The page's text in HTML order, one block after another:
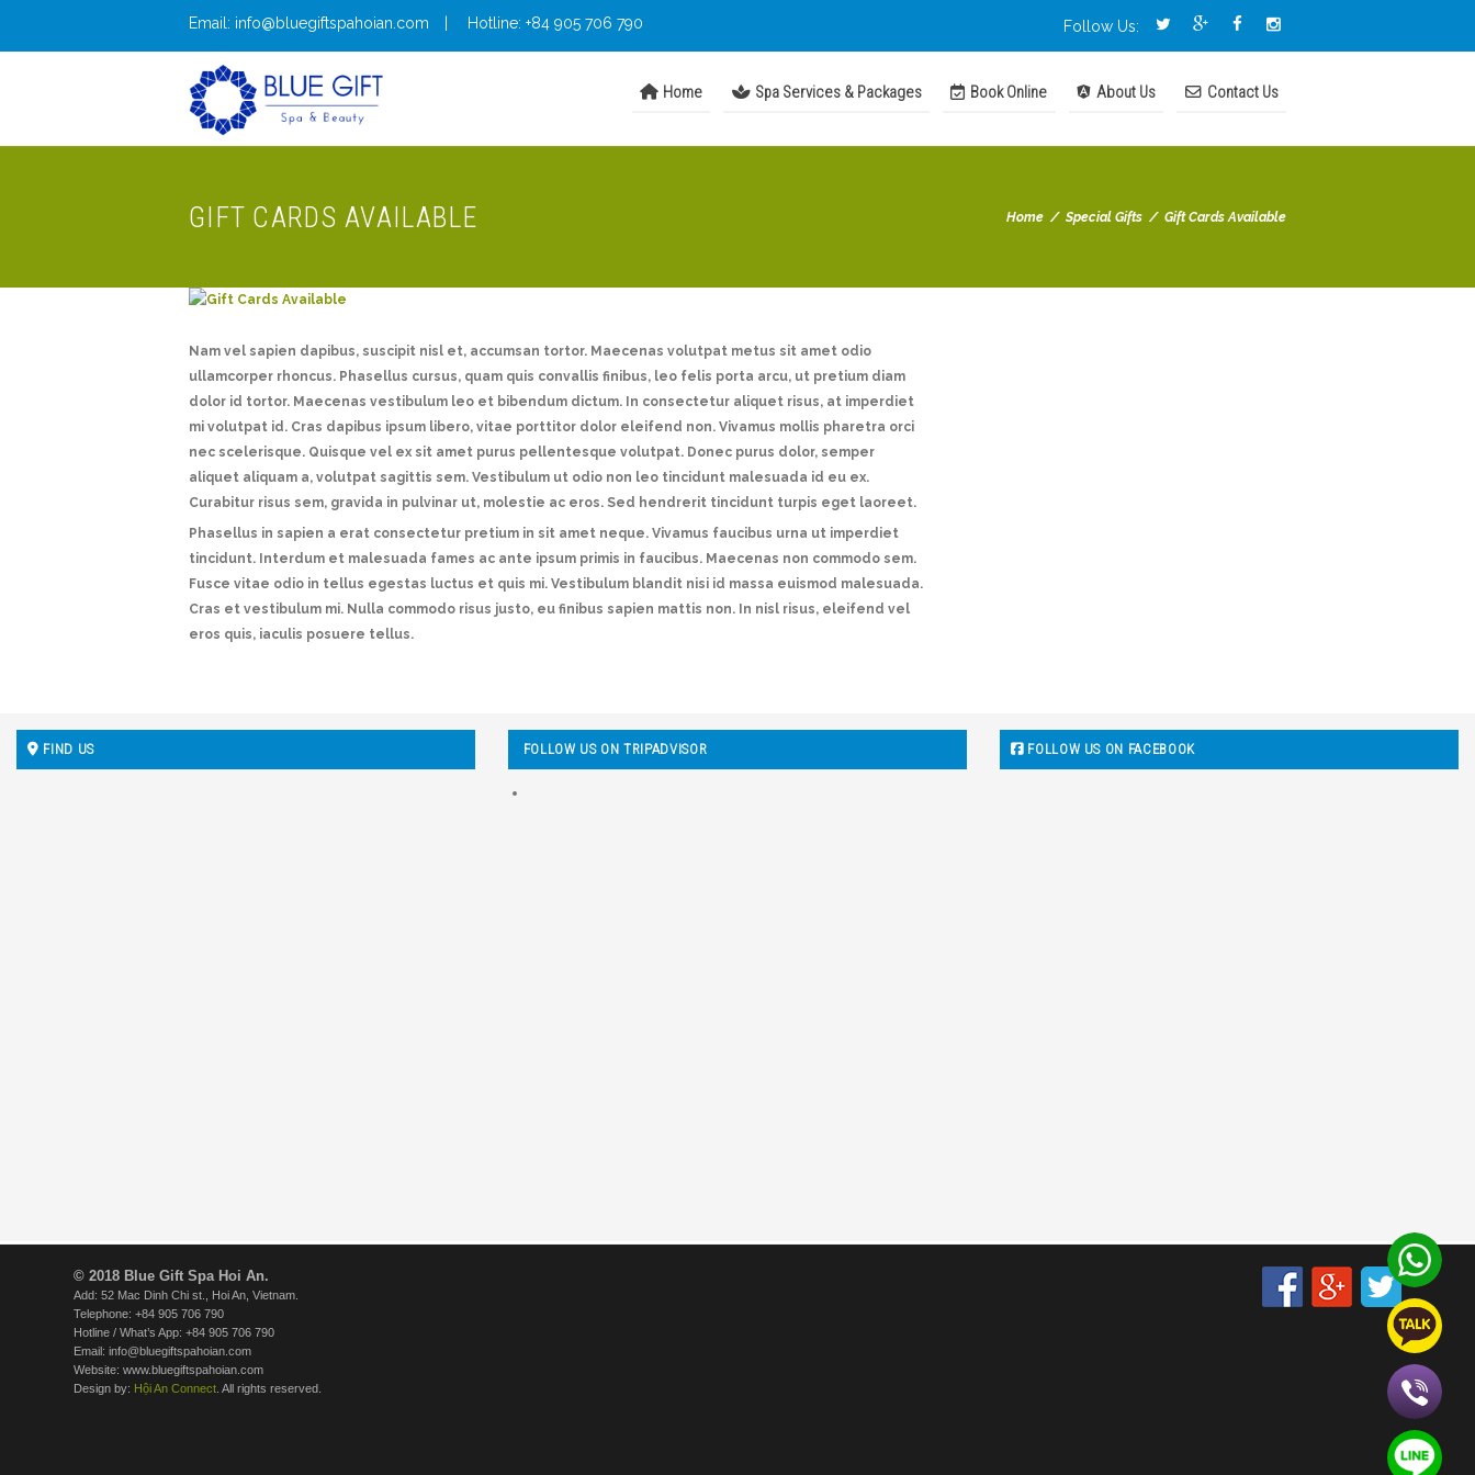
Email: info@bluegiftspahoian.com Hotline: +84 905 706 790 Follow Us:
Home Spa Services & Packages Book Online About Us Contact Us
GIFT CARDS AVAILABLE Home Special Gifts Gift Cards Available
Nam vel sapien dapibus, suscipit nisl et, accumsan tortor. Maecenas volutpat metus sit amet odio
ullamcorper rhoncus. Phasellus cursus, quam quis convallis finibus, leo felis porta arcu, ut pretium diam
dolor id tortor. Maecenas vestibulum leo et bibendum dictum. In consectetur aliquet risus, at imperdiet
mi volutpat id. Cras dapibus ipsum libero, vitae porttitor dolor eleifend non. Vivamus mollis pharetra orci
nec scelerisque. Quisque vel ex sit amet purus pellentesque volutpat. Donec purus dolor, semper
aliquet aliquam a, volutpat sagittis sem. Vestibulum ut odio non leo tincidunt malesuada id eu ex.
Curabitur risus sem, gravida in pulvinar ut, molestie ac eros. Sed hendrerit tincidunt turpis eget laoreet.
Phasellus in sapien a erat consectetur pretium in sit amet neque. Vivamus faucibus urna ut imperdiet
tincidunt. Interdum et malesuada fames ac ante ipsum primis in faucibus. Maecenas non commodo sem.
Fusce vitae odio in tellus egestas luctus et quis mi. Vestibulum blandit nisi id massa euismod malesuada.
Cras et vestibulum mi. Nulla commodo risus justo, eu finibus sapien mattis non. In nisl risus, eleifend vel
eros quis, iaculis posuere tellus.
FIND US FOLLOW US ON TRIPADVISOR FOLLOW US ON FACEBOOK
© 2018 Blue Gift Spa Hoi An.
Add: 52 Mac Dinh Chi st., Hoi An, Vietnam.
Telephone: +84 905 706 790
Hotline / What’s App: +84 905 706 790
Email: info@bluegiftspahoian.com
Website: www.bluegiftspahoian.com
Design by: Hội An Connect . All rights reserved.